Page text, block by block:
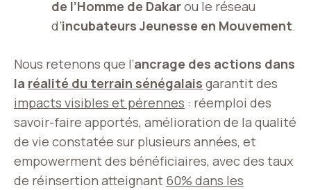
de l’Homme de Dakarou le réseau
d’incubateurs Jeunesse en Mouvement.
Nous retenons que l’ancrage des actions dans
la réalité du terrain sénégalais garantit des
impacts visibles et pérennes : réemploi des
savoir-faire apportés, amélioration de la qualité
de vie constatée sur plusieurs années, et
empowerment des bénéficiaires, avec des taux
de réinsertion atteignant 60% dans les